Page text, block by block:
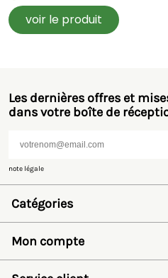
voir le produit
Les dernières offres et
dans votre boîte de
note légale
Catégories
Bruder
SIKU
Rolly Toys
Britains
Mon compte